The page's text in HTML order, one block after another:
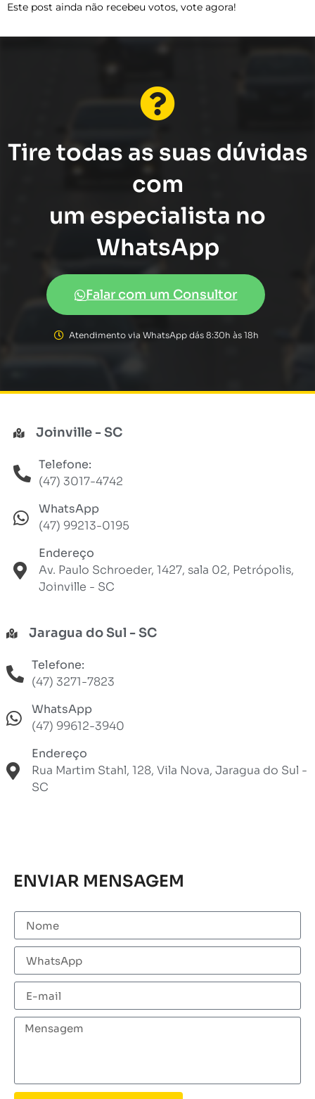
Este post ainda não recebeu votos, vote agora!
Tire todas as suas dúvidas
com
um especialista no
WhatsApp
Falar com um Consultor
Atendimento via WhatsApp dás 8:30h às 18h
Joinville - SC
Telefone:
(47) 3017-4742
WhatsApp
(47) 99213-0195
Endereço
Av. Paulo Schroeder, 1427, sala 02, Petrópolis,
Joinville - SC
Jaragua do Sul - SC
Telefone:
(47) 3271-7823
WhatsApp
(47) 99612-3940
Endereço
Rua Martim Stahl, 128, Vila Nova, Jaragua do Sul -
SC
ENVIAR MENSAGEM